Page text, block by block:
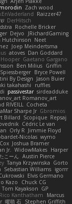
Zach wood
Raizzer47
DerHitsch
Rochelle Bricker
Dejvo
JRichardGaming
Hutchinson Neet
Joep Meindertsma
atoves Dan Goddard
Hooper Gaetano Gargano
Ben Milius Griffin
Bryce Powell
By Design Jason Buier
takahashi
ruffles
passivestar sirdeadduke
Romanov_art
RIVEILL
Cocheta
Sharpe Jr Gbromios
Billard Scopique Repsaj
Cédric Le van
Orly R Jimmie Floyd
Nicolas wymo
Joshua Bramer
Jr. WidowMakes Harper
こーん
Austin Pierce
Tanya Krzywinska Gorto
Sebastian Williams igorrr
Elvis Germano
Kazo
Chuck CG
Tom Kayakson GP
Rico Kanthatham
Marcus
曜萌 石 Stephen Griffith